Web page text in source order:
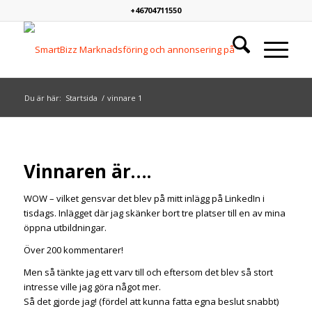
+46704711550
Du är här: Startsida 1
/ vinnare
Vinnaren är….
WOW – vilket gensvar det blev på mitt inlägg på LinkedIn i
tisdags. Inlägget där jag skänker bort tre platser till en av mina
öppna utbildningar.
Över 200 kommentarer!
Men så tänkte jag ett varv till och eftersom det blev så stort
intresse ville jag göra något mer.
Så det gjorde jag! (fördel att kunna fatta egna beslut snabbt)